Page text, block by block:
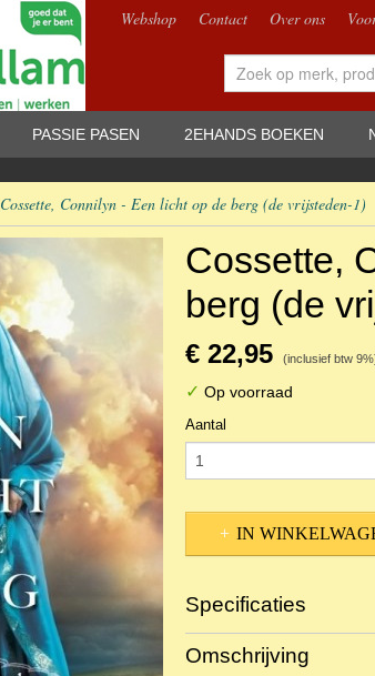
Webshop Contact Over ons
PASSIE PASEN 2EHANDS BOEKEN
Cossette, Connilyn - Een licht op de berg (de vrijsteden-1)
Cossette,
berg (de
€ 22,95 (inclusief btw
✓ Op voorraad
Aantal
IN
Specificaties
Productcode
EAN code
Omschrijving